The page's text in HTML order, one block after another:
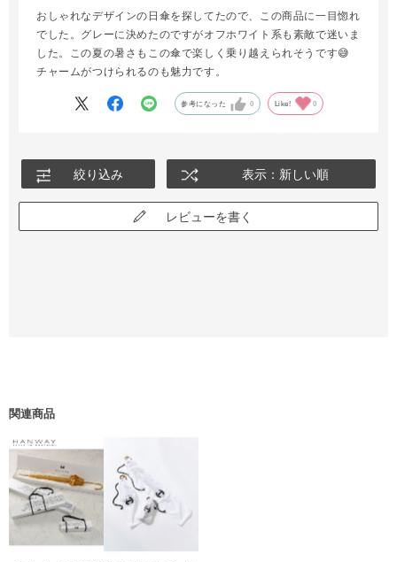
おしゃれなデザインの日傘を探してたので、この商品に一目惚れ
でした。グレーに決めたのですがオフホワイト系も素敵で迷いま
した。この夏の暑さもこの傘で楽しく乗り越えられそうです😅
チャームがつけられるのも魅力です。
参考になった 0 Like! 0
絞り込み 表示：新しい順
レビューを書く
関連商品